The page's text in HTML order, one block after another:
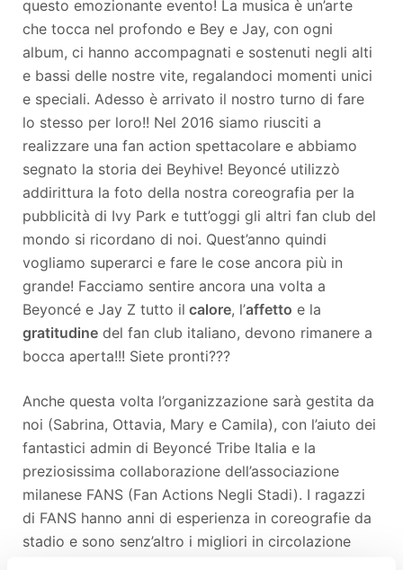
questo emozionante evento! La musica è un’arte
che tocca nel profondo e Bey e Jay, con ogni
album, ci hanno accompagnati e sostenuti negli alti
e bassi delle nostre vite, regalandoci momenti unici
e speciali. Adesso è arrivato il nostro turno di fare
lo stesso per loro!! Nel 2016 siamo riusciti a
realizzare una fan action spettacolare e abbiamo
segnato la storia dei Beyhive! Beyoncé utilizzò
addirittura la foto della nostra coreografia per la
pubblicità di Ivy Park e tutt’oggi gli altri fan club del
mondo si ricordano di noi. Quest’anno quindi
vogliamo superarci e fare le cose ancora più in
grande! Facciamo sentire ancora una volta a
Beyoncé e Jay Z tutto il calore, l’affetto e la
gratitudine del fan club italiano, devono rimanere a
bocca aperta!!! Siete pronti???
Anche questa volta l’organizzazione sarà gestita da
noi (Sabrina, Ottavia, Mary e Camila), con l’aiuto dei
fantastici admin di Beyoncé Tribe Italia e la
preziosissima collaborazione dell’associazione
milanese FANS (Fan Actions Negli Stadi). I ragazzi
di FANS hanno anni di esperienza in coreografie da
stadio e sono senz’altro i migliori in circolazione